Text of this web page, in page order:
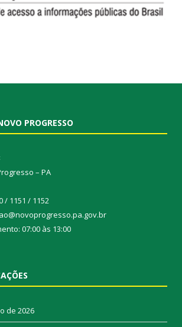
PROGRESSO
– PA
/ 1151 / 1152
07:00 às 13:00
de 2026